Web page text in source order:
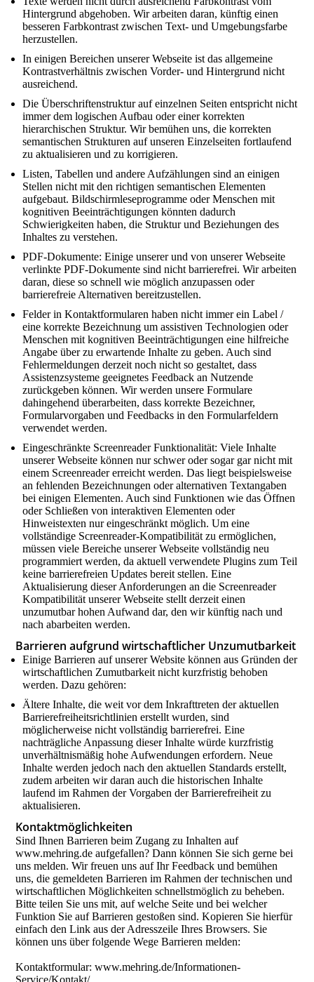
Hintergrund abgehoben. Wir arbeiten daran, künftig einen
besseren Farbkontrast zwischen Text- und Umgebungsfarbe
herzustellen.
In einigen Bereichen unserer Webseite ist das allgemeine
Kontrastverhältnis zwischen Vorder- und Hintergrund nicht
ausreichend.
Die Überschriftenstruktur auf einzelnen Seiten entspricht nicht
immer dem logischen Aufbau oder einer korrekten
hierarchischen Struktur. Wir bemühen uns, die korrekten
semantischen Strukturen auf unseren Einzelseiten fortlaufend
zu aktualisieren und zu korrigieren.
Listen, Tabellen und andere Aufzählungen sind an einigen
Stellen nicht mit den richtigen semantischen Elementen
aufgebaut. Bildschirmleseprogramme oder Menschen mit
kognitiven Beeinträchtigungen könnten dadurch
Schwierigkeiten haben, die Struktur und Beziehungen des
Inhaltes zu verstehen.
PDF-Dokumente: Einige unserer und von unserer Webseite
verlinkte PDF-Dokumente sind nicht barrierefrei. Wir arbeiten
daran, diese so schnell wie möglich anzupassen oder
barrierefreie Alternativen bereitzustellen.
Felder in Kontaktformularen haben nicht immer ein Label /
eine korrekte Bezeichnung um assistiven Technologien oder
Menschen mit kognitiven Beeinträchtigungen eine hilfreiche
Angabe über zu erwartende Inhalte zu geben. Auch sind
Fehlermeldungen derzeit noch nicht so gestaltet, dass
Assistenzsysteme geeignetes Feedback an Nutzende
zurückgeben können. Wir werden unsere Formulare
dahingehend überarbeiten, dass korrekte Bezeichner,
Formularvorgaben und Feedbacks in den Formularfeldern
verwendet werden.
Eingeschränkte Screenreader Funktionalität: Viele Inhalte
unserer Webseite können nur schwer oder sogar gar nicht mit
einem Screenreader erreicht werden. Das liegt beispielsweise
an fehlenden Bezeichnungen oder alternativen Textangaben
bei einigen Elementen. Auch sind Funktionen wie das Öffnen
oder Schließen von interaktiven Elementen oder
Hinweistexten nur eingeschränkt möglich. Um eine
vollständige Screenreader-Kompatibilität zu ermöglichen,
müssen viele Bereiche unserer Webseite vollständig neu
programmiert werden, da aktuell verwendete Plugins zum Teil
keine barrierefreien Updates bereit stellen. Eine
Aktualisierung dieser Anforderungen an die Screenreader
Kompatibilität unserer Webseite stellt derzeit einen
unzumutbar hohen Aufwand dar, den wir künftig nach und
nach abarbeiten werden.
Barrieren aufgrund wirtschaftlicher Unzumutbarkeit
Einige Barrieren auf unserer Website können aus Gründen der
wirtschaftlichen Zumutbarkeit nicht kurzfristig behoben
werden. Dazu gehören:
Ältere Inhalte, die weit vor dem Inkrafttreten der aktuellen
Barrierefreiheitsrichtlinien erstellt wurden, sind
möglicherweise nicht vollständig barrierefrei. Eine
nachträgliche Anpassung dieser Inhalte würde kurzfristig
unverhältnismäßig hohe Aufwendungen erfordern. Neue
Inhalte werden jedoch nach den aktuellen Standards erstellt,
zudem arbeiten wir daran auch die historischen Inhalte
laufend im Rahmen der Vorgaben der Barrierefreiheit zu
aktualisieren.
Kontaktmöglichkeiten
Sind Ihnen Barrieren beim Zugang zu Inhalten auf
www.mehring.de aufgefallen? Dann können Sie sich gerne bei
uns melden. Wir freuen uns auf Ihr Feedback und bemühen
uns, die gemeldeten Barrieren im Rahmen der technischen und
wirtschaftlichen Möglichkeiten schnellstmöglich zu beheben.
Bitte teilen Sie uns mit, auf welche Seite und bei welcher
Funktion Sie auf Barrieren gestoßen sind. Kopieren Sie hierfür
einfach den Link aus der Adresszeile Ihres Browsers. Sie
können uns über folgende Wege Barrieren melden:
Kontaktformular: www.mehring.de/Informationen-
Service/Kontakt/